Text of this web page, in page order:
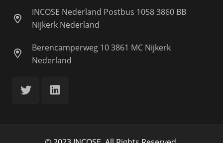
INCOSE Nederland Postbus 1058 3860 BB
Nijkerk Nederland
Berencamperweg 10 3861 MC Nijkerk
Nederland